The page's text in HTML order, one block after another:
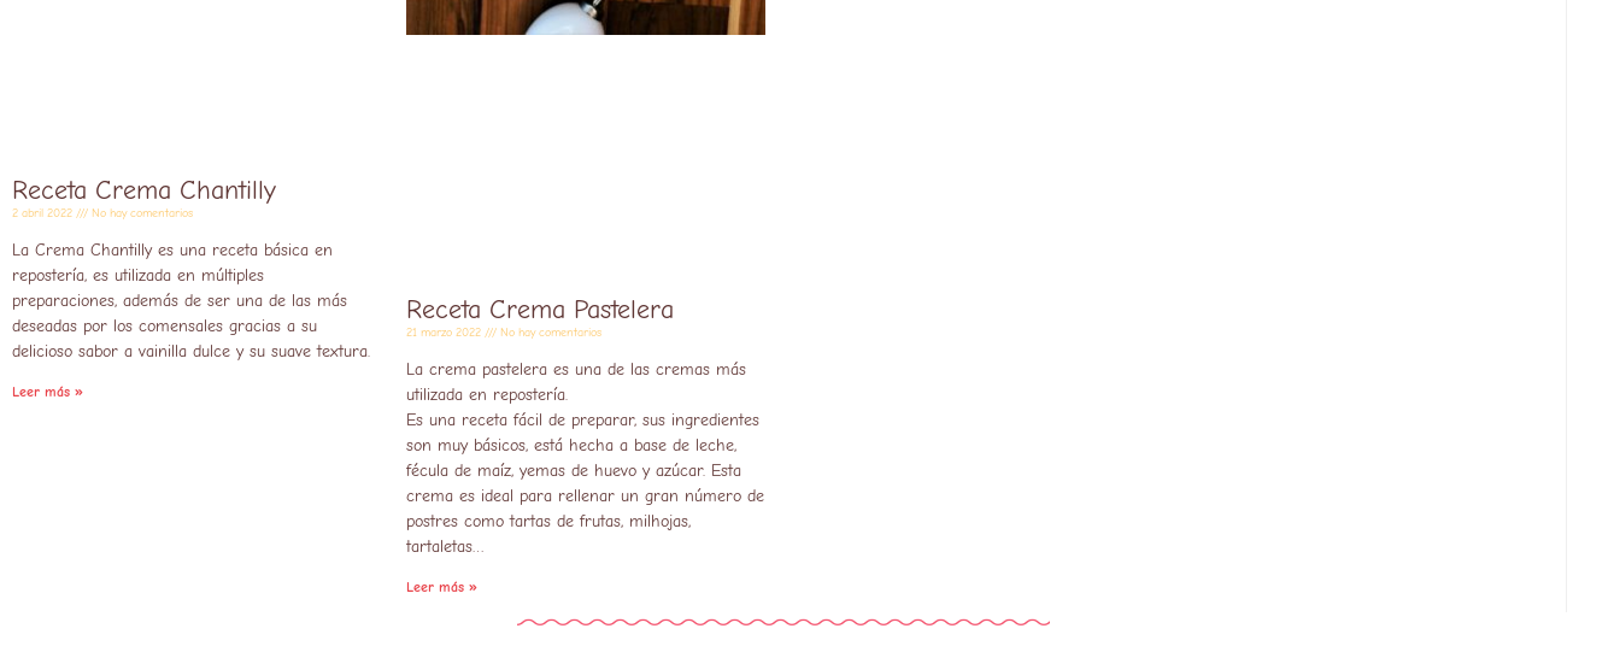
Receta Crema Chantilly
2 abril 2022 No hay comentarios
La Crema Chantilly es una receta básica en
repostería, es utilizada en múltiples
preparaciones, además de ser una de las más
deseadas por los comensales gracias a su
delicioso sabor a vainilla dulce y su suave textura.
Leer más »
Receta Crema Pastelera
21 marzo 2022 No hay comentarios
La crema pastelera es una de las cremas más
utilizada en repostería.
Es una receta fácil de preparar, sus ingredientes
son muy básicos, está hecha a base de leche,
fécula de maíz, yemas de huevo y azúcar. Esta
crema es ideal para rellenar un gran número de
postres como tartas de frutas, milhojas,
tartaletas…
Leer más »